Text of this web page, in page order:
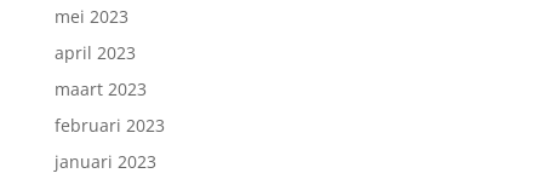
mei 2023
april 2023
maart 2023
februari 2023
januari 2023